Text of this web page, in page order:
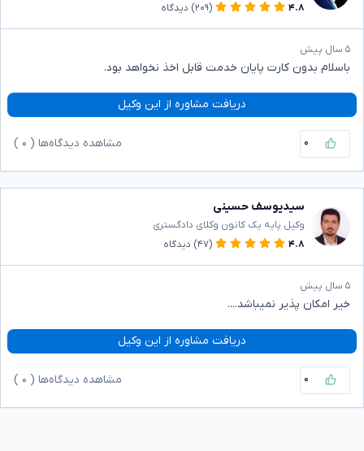
۴.۸
(۲۰۹) دیدگاه
۵ سال پیش
باسلام بدون کارت پایان خدمت قابل اخذ نخواهد بود.
دریافت مشاوره از این وکیل
۰ مشاهده دیدگاه‌ها ( ۰
سیدیوسف حسینی
وکیل پایه یک کانون وکلای دادگستری
۴.۸
(۴۷) دیدگاه
۵ سال پیش
خیر امکان پذیر نمیباشد....
دریافت مشاوره از این وکیل
۰ مشاهده دیدگاه‌ها ( ۰